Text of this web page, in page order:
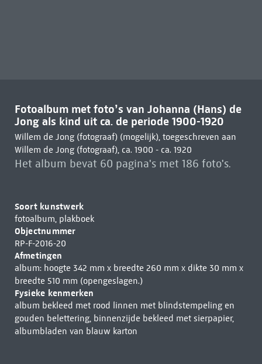
Fotoalbum met foto’s van Johanna (Hans) de
Jong als kind uit ca. de periode 1900-1920
Willem de Jong (fotograaf) (mogelijk), toegeschreven aan
Willem de Jong (fotograaf), ca. 1900 - ca. 1920
Het album bevat 60 pagina's met 186 foto's.
Soort kunstwerk
fotoalbum, plakboek
Objectnummer
RP-F-2016-20
Afmetingen
album: hoogte 342 mm x breedte 260 mm x dikte 30 mm x
breedte 510 mm (opengeslagen.)
Fysieke kenmerken
album bekleed met rood linnen met blindstempeling en
gouden belettering, binnenzijde bekleed met sierpapier,
albumbladen van blauw karton